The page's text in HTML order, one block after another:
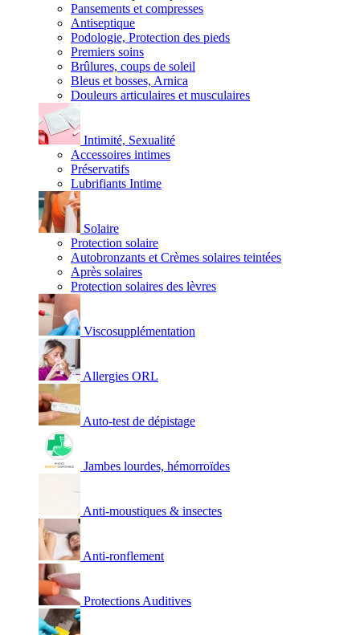
Pansements et compresses
Antiseptique
Podologie, Protection des pieds
Premiers soins
Brûlures, coups de soleil
Bleus et bosses, Arnica
Douleurs articulaires et musculaires
Intimité, Sexualité
Accessoires intimes
Préservatifs
Lubrifiants Intime
Solaire
Protection solaire
Autobronzants et Crèmes solaires teintées
Après solaires
Protection solaires des lèvres
Viscosupplémentation
Allergies ORL
Auto-test de dépistage
Jambes lourdes, hémorroïdes
Anti-moustiques & insectes
Anti-ronflement
Protections Auditives